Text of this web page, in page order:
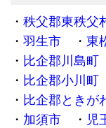
秩父郡東秩父
羽生市
東
比企郡川島町
比企郡小川町
比企郡ときが
加須市
児